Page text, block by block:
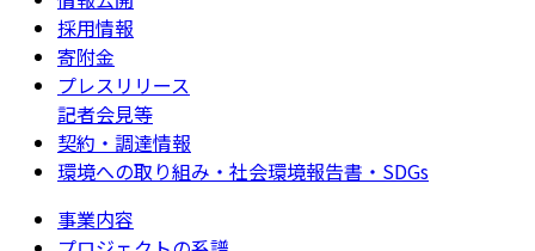
採用情報
寄附金
プレスリリース
記者会見等
契約・調達情報
環境への取り組み・社会環境報告書・SDGs
事業内容